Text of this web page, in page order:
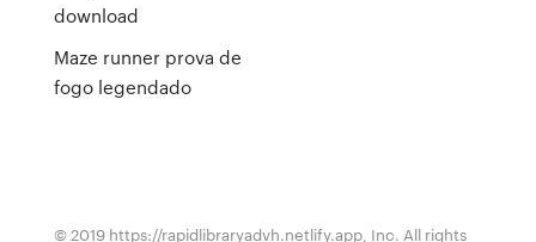
download
Maze runner prova de
fogo legendado
© 2019 https://rapidlibraryadvh.netlify.app, Inc. All rights